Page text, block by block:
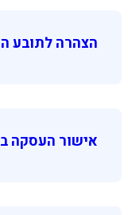
הצהרה לתובע
אישור העסקה